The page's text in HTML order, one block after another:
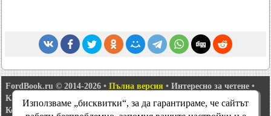
FordBook.ru © 2014-2026 • Пълна версия • Интересно за четене •
Карта на сайта
Търсене в сайта
Комуникация с администрацията
Използваме „бисквитки“, за да гарантираме, че сайтът